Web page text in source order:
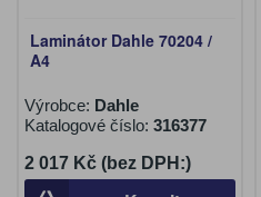
Laminátor Dahle 70204 /
A4
Výrobce: Dahle
Katalogové číslo: 316377
2 017 Kč (bez DPH:)